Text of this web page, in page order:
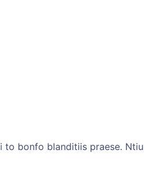
bonfo blanditiis praese.